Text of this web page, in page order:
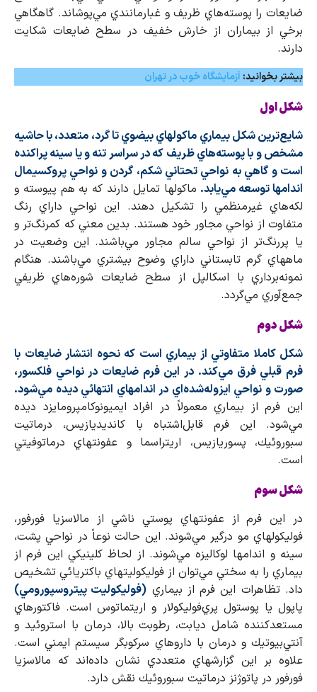
ضايعات را پوسته‌هاي ظريف و غبارمانندي مي‌پوشاند. گاهگاهي
برخي از بيماران از خارش خفيف در سطح ضايعات شكايت
دارند.
بیشتر بخوانید:آزمایشگاه خوب در تهران
شكل اول
شايع‌ترين شكل بيماري ماكولهاي بيضوي تا گرد، متعدد، با حاشيه
مشخص و با پوسته‌هاي ظريف كه در سراسر تنه و يا سينه پراكنده
است و گاهي به نواحي تحتاني شكم، گردن و نواحي پروكسيمال
اندامها توسعه مي‌يابد. ماكولها تمايل دارند كه به هم پيوسته و
لكه‌هاي غيرمنظمي را تشكيل دهند. اين نواحي داراي رنگ
متفاوت از نواحي مجاور خود هستند. بدين معني كه كمرنگ‌تر و
يا پررنگ‌تر از نواحي سالم مجاور مي‌باشند. اين وضعيت در
ماههاي گرم تابستاني داراي وضوح بيشتري مي‌باشند. هنگام
نمونه‌برداري با اسكالپل از سطح ضايعات شوره‌هاي ظريفي
جمع‌آوري مي‌گردد.
شكل دوم
شكل كاملا متفاوتي از بيماري است كه نحوه انتشار ضايعات با
فرم قبلي فرق مي‌كند. در اين فرم ضايعات در نواحي فلكسور،
صورت و نواحي ايزوله‌شده‌اي در اندامهاي انتهائي ديده مي‌شود.
اين فرم از بيماري معمولاً در افراد ايميونوكامپرومايزد ديده
مي‌شود. اين فرم قابل‌اشتباه با كانديديازيس، درماتيت
سبوروئيك، پسوريازيس، اريتراسما و عفونتهاي درماتوفيتي
است.
شكل سوم
در اين فرم از عفونتهاي پوستي ناشي از مالاسزيا فورفور،
فوليكولهاي مو درگير مي‌شوند. اين حالت نوعاً در نواحي پشت،
سينه و اندامها لوكاليزه مي‌شوند. از لحاظ كلينيكي اين فرم از
بيماري را به سختي مي‌توان از فوليكوليتهاي باكتريائي تشخيص
داد. تظاهرات اين فرم از بيماري (فوليكوليت پيتروسپورومي)
پاپول يا پوستول پري‌فوليكولار و اريتماتوس است. فاكتورهاي
مستعد‌كننده شامل ديابت، رطوبت بالا، درمان با استروئيد و
آنتي‌بيوتيك و درمان با داروهاي سركوبگر سيستم ايمني است.
علاوه بر اين گزارشهاي متعددي نشان داده‌اند كه مالاسزيا
فورفور در پاتوژنز درماتيت سبوروئيك نقش دارد.